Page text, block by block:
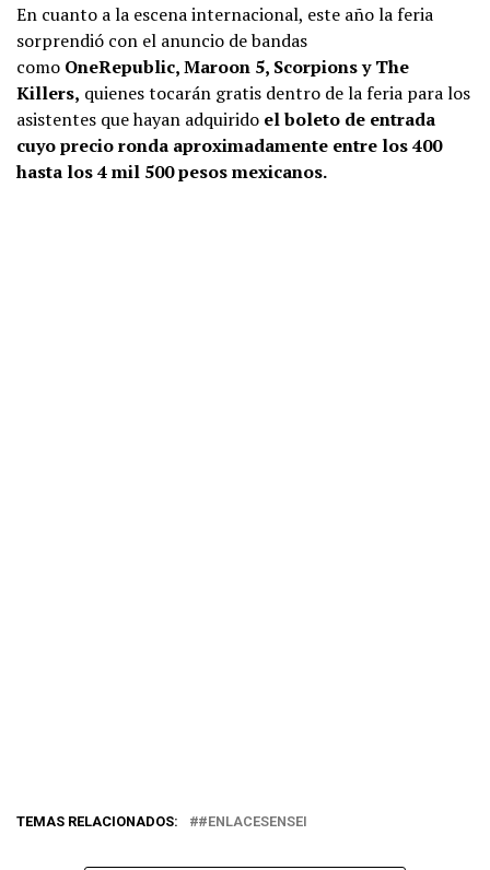
En cuanto a la escena internacional, este año la feria
sorprendió con el anuncio de bandas
como OneRepublic, Maroon 5, Scorpions y The
Killers, quienes tocarán gratis dentro de la feria para los
asistentes que hayan adquirido el boleto de entrada
cuyo precio ronda aproximadamente entre los 400
hasta los 4 mil 500 pesos mexicanos.
TEMAS RELACIONADOS: #ENLACESENSEI